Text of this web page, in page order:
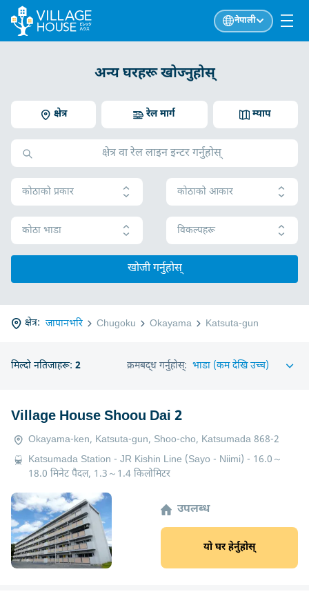
नेपाली
अन्य घरहरू खोज्नुहोस्
क्षेत्र म्याप
रेल मार्ग
कोठाको प्रकार कोठाको आकार
कोठा भाडा विकल्पहरू
खोजी गर्नुहोस्
क्षेत्र: जापानभरि Chugoku Okayama Katsuta-gun
मिल्दो नतिजाहरू: 2 क्रमबद्ध गर्नुहोस्:
Village House Shoou Dai 2
Okayama-ken, Katsuta-gun, Shoo-cho, Katsumada 868-2
Katsumada Station - JR Kishin Line (Sayo - Niimi) - 16.0～
18.0 मिनेट पैदल, 1.3～1.4 किलोमिटर
उपलब्ध
यो घर हेर्नुहोस्